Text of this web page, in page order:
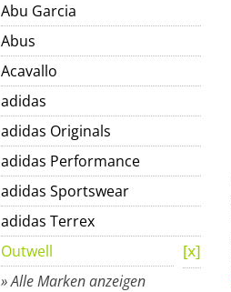
Abu Garcia
Abus
Acavallo
adidas
adidas Originals
adidas Performance
adidas Sportswear
adidas Terrex
Outwell
» Alle Marken anzeigen